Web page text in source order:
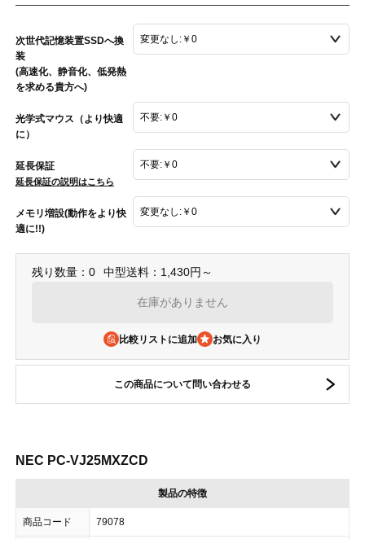
次世代記憶装置SSDへ換
装
(高速化、静音化、低発熱
を求める貴方へ)
光学式マウス（より快適
に）
延長保証
延長保証の説明はこちら
メモリ増設(動作をより快
適に!!)
残り数量：0 中型送料：1,430円～
在庫がありません
比較リストに追加
この商品について問い合わせる
NEC PC-VJ25MXZCD
製品の特徴
商品コード 79078